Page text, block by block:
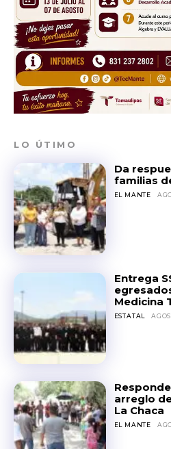
LO ÚTIMO
Da
familias
EL MANTE
Entrega
Medicina
ESTATAL
arreglo
La Chaca
EL MANTE